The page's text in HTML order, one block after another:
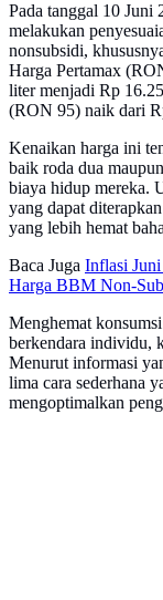
Pada tanggal 10 Juni
melakukan
nonsubsidi,
Harga Pertamax
liter menjadi Rp
(RON 95) naik dari
Kenaikan harga ini
baik roda dua
biaya hidup mereka.
yang dapat
yang lebih hemat
Baca Juga Inflasi
Harga BBM Non-
Menghemat
berkendara individu,
Menurut informasi
lima cara sederhana
mengoptimalkan